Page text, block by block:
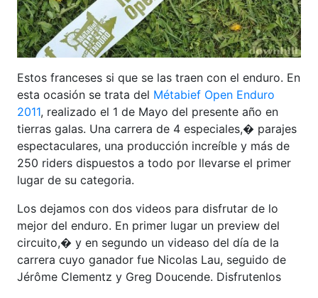
Estos franceses si que se las traen con el enduro. En
esta ocasión se trata del Métabief Open Enduro
2011, realizado el 1 de Mayo del presente año en
tierras galas. Una carrera de 4 especiales,� parajes
espectaculares, una producción increíble y más de
250 riders dispuestos a todo por llevarse el primer
lugar de su categoria.
Los dejamos con dos videos para disfrutar de lo
mejor del enduro. En primer lugar un preview del
circuito,� y en segundo un videaso del día de la
carrera cuyo ganador fue Nicolas Lau, seguido de
Jérôme Clementz y Greg Doucende. Disfrutenlos